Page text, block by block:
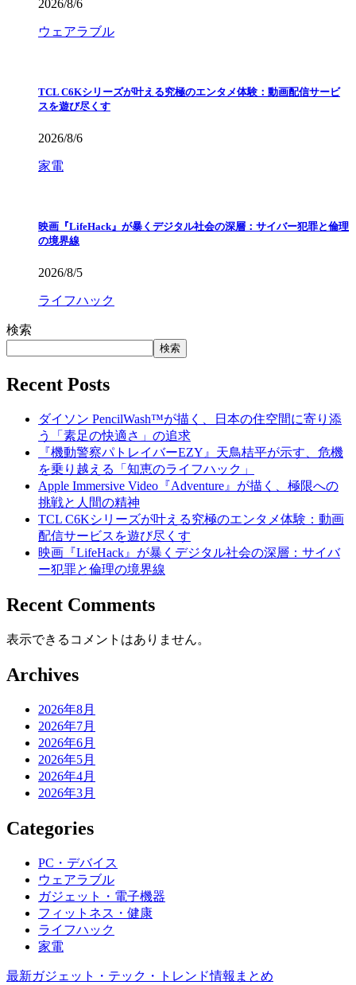
2026/8/6
ウェアラブル
TCL C6Kシリーズが叶える究極のエンタメ体験：動画配信サービ
スを遊び尽くす
2026/8/6
家電
映画『LifeHack』が暴くデジタル社会の深層：サイバー犯罪と倫理
の境界線
2026/8/5
ライフハック
検索
検索
Recent Posts
ダイソン PencilWash™が描く、日本の住空間に寄り添
う「素足の快適さ」の追求
『機動警察パトレイバーEZY』天鳥桔平が示す、危機
を乗り越える「知恵のライフハック」
Apple Immersive Video『Adventure』が描く、極限への
挑戦と人間の精神
TCL C6Kシリーズが叶える究極のエンタメ体験：動画
配信サービスを遊び尽くす
映画『LifeHack』が暴くデジタル社会の深層：サイバ
ー犯罪と倫理の境界線
Recent Comments
表示できるコメントはありません。
Archives
2026年8月
2026年7月
2026年6月
2026年5月
2026年4月
2026年3月
Categories
PC・デバイス
ウェアラブル
ガジェット・電子機器
フィットネス・健康
ライフハック
家電
最新ガジェット・テック・トレンド情報まとめ